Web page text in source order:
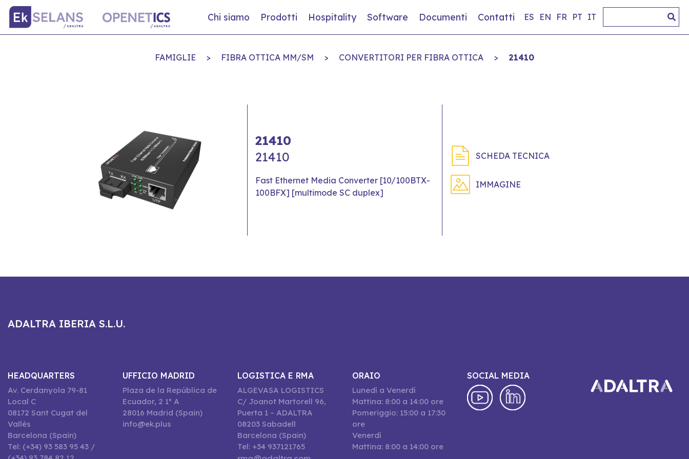
Chi siamo Prodotti Hospitality Software Documenti Contatti ES EN FR PT IT
FAMIGLIE > FIBRA OTTICA MM/SM > CONVERTITORI PER FIBRA OTTICA > 21410
21410
21410
Fast Ethernet Media Converter [10/100BTX-
100BFX] [multimode SC duplex]
SCHEDA TECNICA
IMMAGINE
ADALTRA IBERIA S.L.U.
HEADQUARTERS
Av. Cerdanyola 79-81
Local C
08172 Sant Cugat del
Vallès
Barcelona (Spain)
Tel: (+34) 93 583 95 43 /
UFFICIO MADRID
Plaza de la República de
Ecuador, 2 1º A
28016 Madrid (Spain)
info@ek.plus
LOGISTICA E RMA
ALGEVASA LOGISTICS
C/ Joanot Martorell 96,
Puerta 1 – ADALTRA
08203 Sabadell
Barcelona (Spain)
Tel: +34 937121765
ORAIO
Lunedí a Venerdí
Mattina: 8:00 a 14:00 ore
Pomeriggio: 15:00 a 17:30
ore
Venerdí
Mattina: 8:00 a 14:00 ore
SOCIAL MEDIA